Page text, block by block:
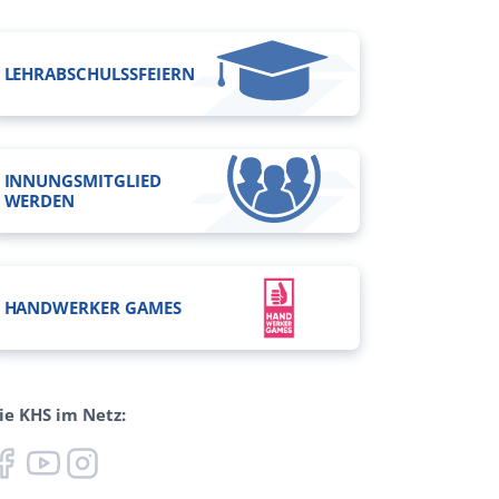
LEHR­ABSCHULSSFEIERN
INNUNGSMITGLIED
WERDEN
HANDWERKER GAMES
KHS im Netz: